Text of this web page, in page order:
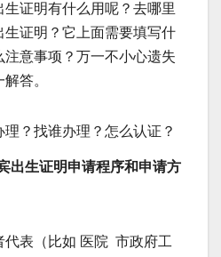
证明有什么用呢？去哪里
生证明？它上面需要填写什
意事项？万一不小心遗失
答。
出生证明申请程序和申请方
代表（比如 医院 市政府工